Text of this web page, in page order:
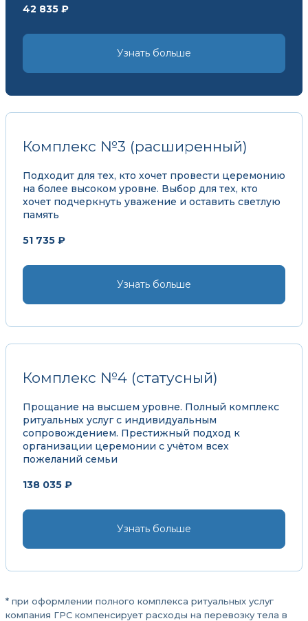
42 835 ₽
Узнать больше
Комплекс №3 (расширенный)
Подходит для тех, кто хочет провести церемонию
на более высоком уровне. Выбор для тех, кто
хочет подчеркнуть уважение и оставить светлую
память
51 735 ₽
Узнать больше
Комплекс №4 (статусный)
Прощание на высшем уровне. Полный комплекс
ритуальных услуг с индивидуальным
сопровождением. Престижный подход к
организации церемонии с учётом всех
пожеланий семьи
138 035 ₽
Узнать больше
* при оформлении полного комплекса ритуальных услуг
компания ГРС компенсирует расходы на перевозку тела в